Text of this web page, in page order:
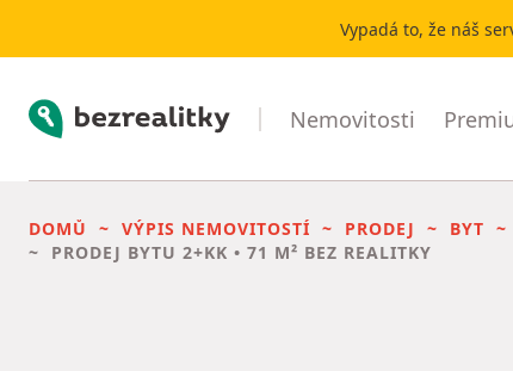
Vypadá to, že náš
Bezrealitky Nemovitosti
DOMŮ VÝPIS NEMOVITOSTÍ PRODEJ BYT
PRODEJ BYTU 2+KK • 71 M² BEZ REALITKY